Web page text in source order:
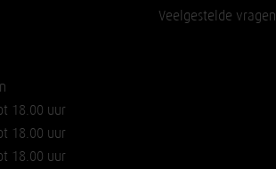
18.00 uur
18.00 uur
18.00 uur
Veelgestelde vragen